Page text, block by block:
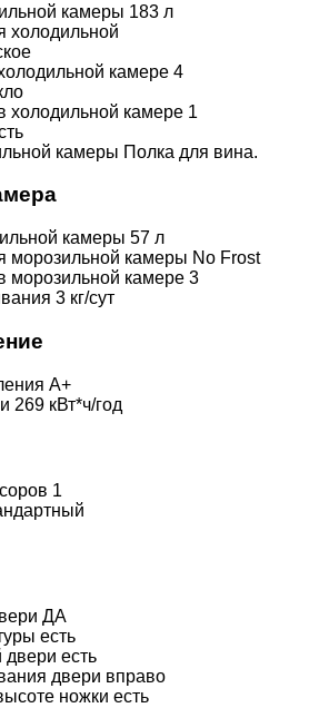
камеры 183 л
холодильной
камере 4
холодильной камере 1
камеры Полка для вина.
камеры 57 л
морозильной камеры No Frost
морозильной камере 3
3 кг/сут
A+
269 кВт*ч/год
1
ДА
есть
двери есть
двери вправо
ножки есть